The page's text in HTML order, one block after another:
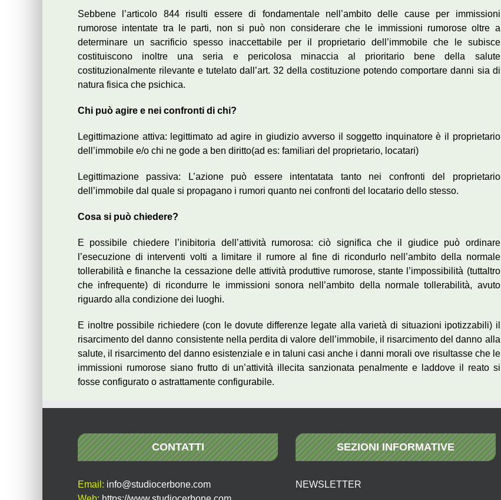
Sebbene l’articolo 844 risulti essere di fondamentale nell’ambito delle cause per immissioni
rumorose intentate tra le parti, non si può non considerare che le immissioni rumorose oltre a
determinare un sacrificio spesso inaccettabile per il proprietario dell’immobile che le subisce
costituiscono inoltre una seria e pericolosa minaccia al prioritario bene della salute
costituzionalmente rilevante e tutelato dall’art. 32 della costituzione potendo comportare danni sia di
natura fisica che psichica.
Chi può agire e nei confronti di chi?
Legittimazione attiva: legittimato ad agire in giudizio avverso il soggetto inquinatore è il proprietario
dell’immobile e/o chi ne gode a ben diritto(ad es: familiari del proprietario, locatari)
Legittimazione passiva: L’azione può essere intentatata tanto nei confronti del proprietario
dell’immobile dal quale si propagano i rumori quanto nei confronti del locatario dello stesso.
Cosa si può chiedere?
E possibile chiedere l’inibitoria dell’attività rumorosa: ciò significa che il giudice può ordinare
l’esecuzione di interventi volti a limitare il rumore al fine di ricondurlo nell’ambito della normale
tollerabilità e finanche la cessazione delle attività produttive rumorose, stante l’impossibilità (tuttaltro
che infrequente) di ricondurre le immissioni sonora nell’ambito della normale tollerabilità, avuto
riguardo alla condizione dei luoghi.
E inoltre possibile richiedere (con le dovute differenze legate alla varietà di situazioni ipotizzabili) il
risarcimento del danno consistente nella perdita di valore dell’immobile, il risarcimento del danno alla
salute, il risarcimento del danno esistenziale e in taluni casi anche i danni morali ove risultasse che le
immissioni rumorose siano frutto di un’attività illecita sanzionata penalmente e laddove il reato si
fosse configurato o astrattamente configurabile.
CONTATTI
Email: info@studiocerbone.com
SEZIONI INFORMATIVE
NEWSLETTER